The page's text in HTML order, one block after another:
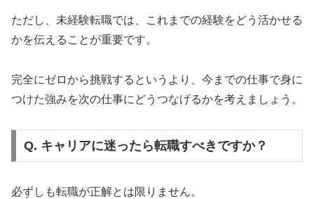
ただし、未経験転職では、これまでの経験をどう活かせる
かを伝えることが重要です。
完全にゼロから挑戦するというより、今までの仕事で身に
つけた強みを次の仕事にどうつなげるかを考えましょう。
Q. キャリアに迷ったら転職すべきですか？
必ずしも転職が正解とは限りません。